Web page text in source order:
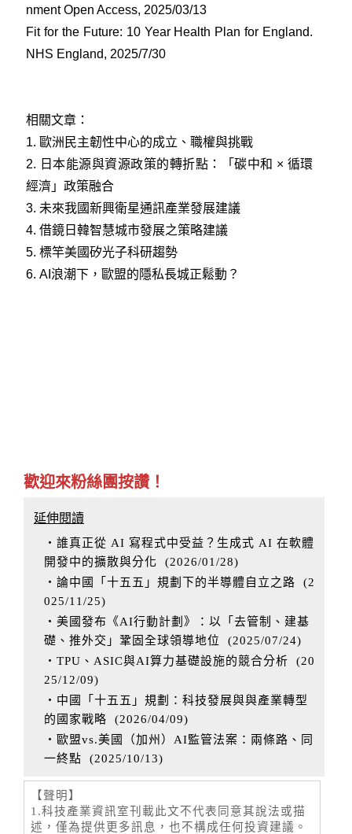
nment Open Access, 2025/03/13
Fit for the Future: 10 Year Health Plan for England.
NHS England, 2025/7/30
相關文章：
1. 歐洲民主韌性中心的成立、職權與挑戰
2. 日本能源與資源政策的轉折點：「碳中和 × 循環
經濟」政策融合
3. 未來我國新興衛星通訊產業發展建議
4. 借鏡日韓智慧城市發展之策略建議
5. 標竿美國矽光子科研趨勢
6. AI浪潮下，歐盟的隱私長城正鬆動？
歡迎來粉絲團按讚！
延伸閱讀
‧誰真正從 AI 寫程式中受益？生成式 AI 在軟體
開發中的擴散與分化 (2026/01/28)
‧論中國「十五五」規劃下的半導體自立之路 (2
025/11/25)
‧美國發布《AI行動計劃》：以「去管制、建基
礎、推外交」鞏固全球領導地位
(2025/07/24)
‧TPU、ASIC與AI算力基礎設施的競合分析 (20
25/12/09)
‧中國「十五五」規劃：科技發展與與產業轉型
的國家戰略 (2026/04/09)
‧歐盟vs.美國（加州）AI監管法案：兩條路、同
一終點 (2025/10/13)
【聲明】
1.科技產業資訊室刊載此文不代表同意其說法或描
述，僅為提供更多訊息，也不構成任何投資建議。